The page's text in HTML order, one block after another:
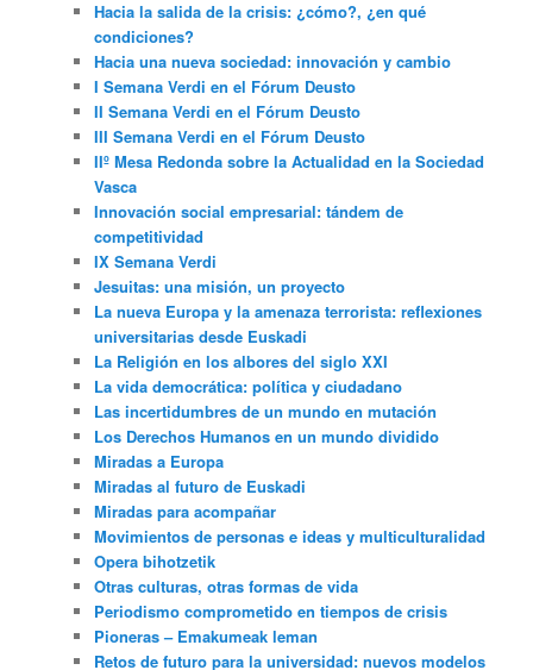
Hacia la salida de la crisis: ¿cómo?, ¿en qué
condiciones?
Hacia una nueva sociedad: innovación y cambio
I Semana Verdi en el Fórum Deusto
II Semana Verdi en el Fórum Deusto
III Semana Verdi en el Fórum Deusto
IIº Mesa Redonda sobre la Actualidad en la Sociedad
Vasca
Innovación social empresarial: tándem de
competitividad
IX Semana Verdi
Jesuitas: una misión, un proyecto
La nueva Europa y la amenaza terrorista: reflexiones
universitarias desde Euskadi
La Religión en los albores del siglo XXI
La vida democrática: política y ciudadano
Las incertidumbres de un mundo en mutación
Los Derechos Humanos en un mundo dividido
Miradas a Europa
Miradas al futuro de Euskadi
Miradas para acompañar
Movimientos de personas e ideas y multiculturalidad
Opera bihotzetik
Otras culturas, otras formas de vida
Periodismo comprometido en tiempos de crisis
Pioneras – Emakumeak leman
Retos de futuro para la universidad: nuevos modelos